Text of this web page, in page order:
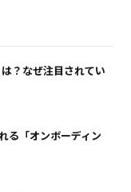
？なぜ注目されてい
る「オンボーディン